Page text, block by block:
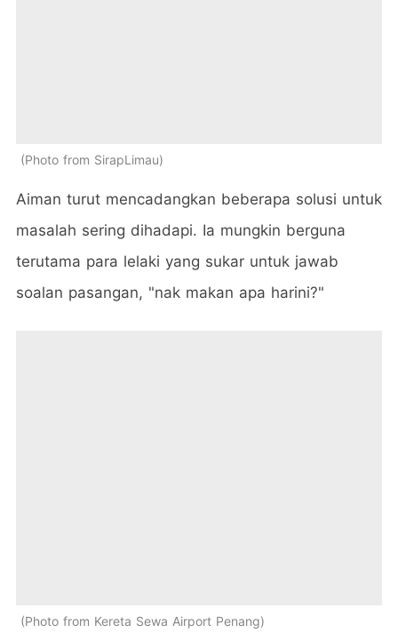
Photo from SirapLimau
Aiman turut mencadangkan beberapa solusi untuk
masalah sering dihadapi. Ia mungkin berguna
terutama para lelaki yang sukar untuk jawab
soalan pasangan, "nak makan apa harini?"
Photo from Kereta Sewa Airport Penang